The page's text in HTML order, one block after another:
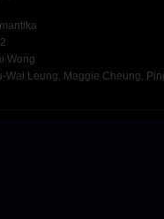
Wong
Wai Leung, Maggie Cheung,